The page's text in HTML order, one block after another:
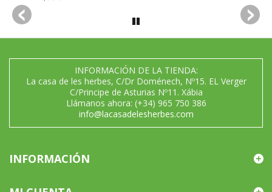
INFORMACIÓN DE LA TIENDA:
La casa de les herbes, C/Dr Doménech, Nº15. EL Verger
C/Principe de Asturias Nº11. Xábia
Llámanos ahora: (+34) 965 750 386
info@lacasadelesherbes.com
INFORMACIÓN